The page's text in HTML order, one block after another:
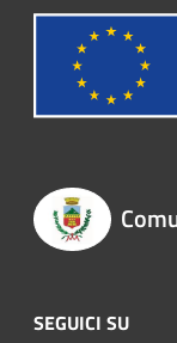
SEGUICI SU